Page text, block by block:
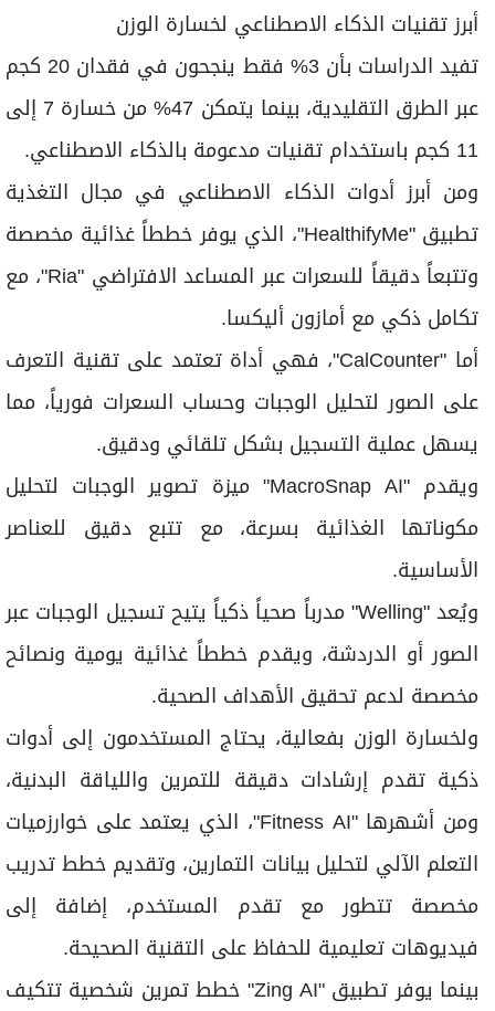
أبرز تقنيات الذكاء الاصطناعي لخسارة الوزن
تفيد الدراسات بأن 3% فقط ينجحون في فقدان 20 كجم
عبر الطرق التقليدية، بينما يتمكن 47% من خسارة 7 إلى
11 كجم باستخدام تقنيات مدعومة بالذكاء الاصطناعي.
ومن أبرز أدوات الذكاء الاصطناعي في مجال التغذية
تطبيق "HealthifyMe"، الذي يوفر خططاً غذائية مخصصة
وتتبعاً دقيقاً للسعرات عبر المساعد الافتراضي "Ria"، مع
تكامل ذكي مع أمازون أليكسا.
أما "CalCounter"، فهي أداة تعتمد على تقنية التعرف
على الصور لتحليل الوجبات وحساب السعرات فورياً، مما
يسهل عملية التسجيل بشكل تلقائي ودقيق.
ويقدم "MacroSnap AI" ميزة تصوير الوجبات لتحليل
مكوناتها الغذائية بسرعة، مع تتبع دقيق للعناصر
الأساسية.
ويُعد "Welling" مدرباً صحياً ذكياً يتيح تسجيل الوجبات عبر
الصور أو الدردشة، ويقدم خططاً غذائية يومية ونصائح
مخصصة لدعم تحقيق الأهداف الصحية.
ولخسارة الوزن بفعالية، يحتاج المستخدمون إلى أدوات
ذكية تقدم إرشادات دقيقة للتمرين واللياقة البدنية،
ومن أشهرها "Fitness AI"، الذي يعتمد على خوارزميات
التعلم الآلي لتحليل بيانات التمارين، وتقديم خطط تدريب
مخصصة تتطور مع تقدم المستخدم، إضافة إلى
فيديوهات تعليمية للحفاظ على التقنية الصحيحة.
بينما يوفر تطبيق "Zing AI" خطط تمرين شخصية تتكيف